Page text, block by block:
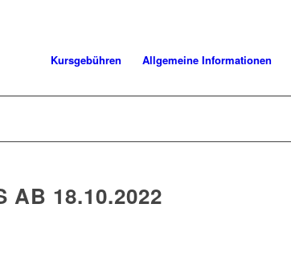
Kursgebühren Allgemeine Informationen
AB 18.10.2022